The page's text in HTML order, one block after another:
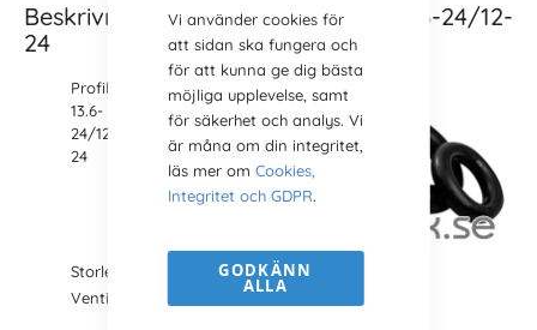
Vi använder cookies för
att sidan ska fungera och
för att kunna ge dig bästa
möjliga upplevelse, samt
för säkerhet och analys. Vi
är måna om din integritet,
läs mer om Cookies,
Integritet och GDPR.
GODKÄNN
ALLA
Beskrivning Innerslang Bakdäck 13.6-24/12-
24
Profil:
13.6-
24/12-
24
Storlek: 24 tum
Ventil: